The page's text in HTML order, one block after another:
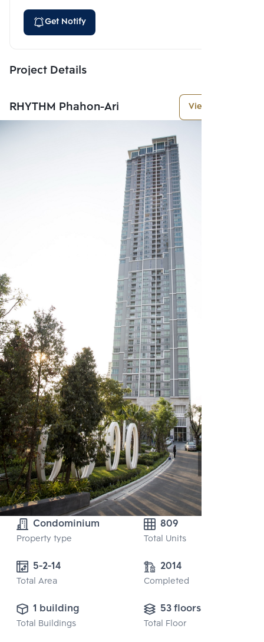
Get Notify
Project Details
RHYTHM Phahon-Ari View More
Condominium
Property type
809
Total Units
Total Area
2014
Completed
1 building
Total Buildings
53 floors
Total Floor